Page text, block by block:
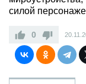
силой
0